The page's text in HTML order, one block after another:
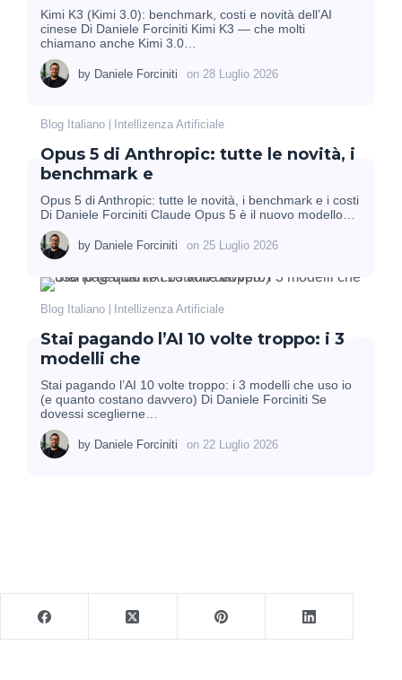
Kimi K3 (Kimi 3.0): benchmark, costi e novità dell’AI
cinese Di Daniele Forciniti Kimi K3 — che molti
chiamano anche Kimi 3.0…
by Daniele Forciniti on 28 Luglio 2026
Blog Italiano Intellizenza Artificiale
Opus 5 di Anthropic: tutte le novità, i
benchmark e
Opus 5 di Anthropic: tutte le novità, i benchmark e i costi
Di Daniele Forciniti Claude Opus 5 è il nuovo modello…
by Daniele Forciniti on 25 Luglio 2026
Blog Italiano Intellizenza Artificiale
Stai pagando l’AI 10 volte troppo: i 3
modelli che
Stai pagando l’AI 10 volte troppo: i 3 modelli che uso io
(e quanto costano davvero) Di Daniele Forciniti Se
dovessi sceglierne…
by Daniele Forciniti on 22 Luglio 2026